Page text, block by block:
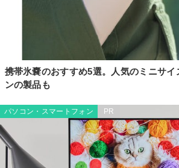
携帯氷嚢のおすすめ5選。人気のミニサイ
ンの製品も
パソコン・スマートフォン PR